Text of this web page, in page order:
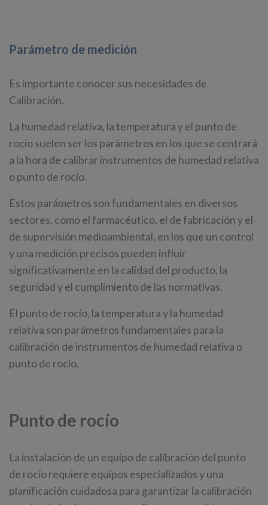
Parámetro de medición
Es importante conocer sus necesidades de
Calibración.
La humedad relativa, la temperatura y el punto de
rocío suelen ser los parámetros en los que se centrará
a la hora de calibrar instrumentos de humedad relativa
o punto de rocío.
Estos parámetros son fundamentales en diversos
sectores, como el farmacéutico, el de fabricación y el
de supervisión medioambiental, en los que un control
y una medición precisos pueden influir
significativamente en la calidad del producto, la
seguridad y el cumplimiento de las normativas.
El punto de rocío, la temperatura y la humedad
relativa son parámetros fundamentales para la
calibración de instrumentos de humedad relativa o
punto de rocío.
Punto de rocío
La instalación de un equipo de calibración del punto
de rocío requiere equipos especializados y una
planificación cuidadosa para garantizar la calibración